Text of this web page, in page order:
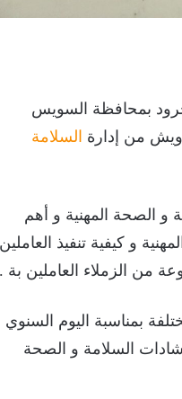
بمحافظة السويس
من إدارة السلامة
و الصحة المهنية و أهم
و كيفية تنفيذ العاملين
من الزملاء العاملين بة .
بمناسبة اليوم السنوي
السلامة و الصحة